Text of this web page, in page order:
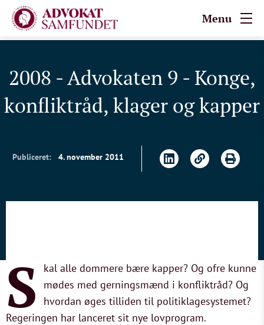
Menu
2008 - Advokaten 9 - Konge,
konfliktråd, klager og kapper
Publiceret: 4. november 2011
S
kal alle dommere bære kapper? Og ofre kunne
mødes med gerningsmænd i konfliktråd? Og
hvordan øges tilliden til politiklagesystemet?
Regeringen har lanceret sit nye lovprogram.